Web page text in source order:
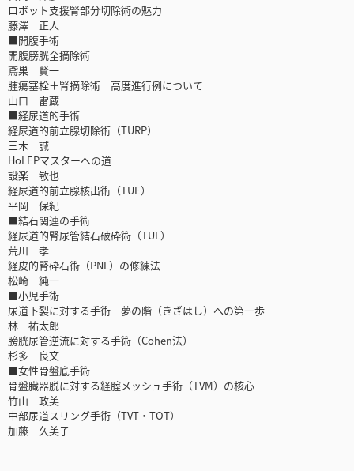
ロボット支援腎部分切除術の魅力
藤澤 正人
■開腹手術
開腹膀胱全摘除術
鳶巣 賢一
腫瘍塞栓＋腎摘除術 高度進行例について
山口 雷蔵
■経尿道的手術
経尿道的前立腺切除術（TURP）
三木 誠
HoLEPマスターへの道
設楽 敏也
経尿道的前立腺核出術（TUE）
平岡 保紀
■結石関連の手術
経尿道的腎尿管結石破砕術（TUL）
荒川 孝
経皮的腎砕石術（PNL）の修練法
松崎 純一
■小児手術
尿道下裂に対する手術－夢の階（きざはし）への第一歩
林 祐太郎
膀胱尿管逆流に対する手術（Cohen法）
杉多 良文
■女性骨盤底手術
骨盤臓器脱に対する経腟メッシュ手術（TVM）の核心
竹山 政美
中部尿道スリング手術（TVT・TOT）
加藤 久美子